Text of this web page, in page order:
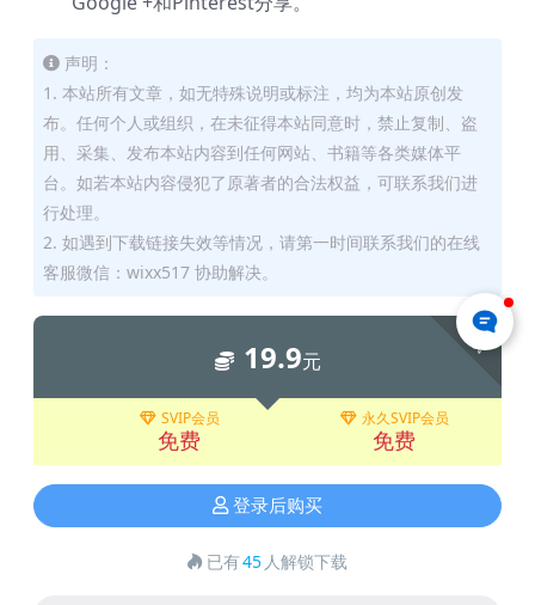
声明：
1. 本站所有文章，如无特殊说明或标注，均为本站原创发
布。任何个人或组织，在未征得本站同意时，禁止复制、盗
用、采集、发布本站内容到任何网站、书籍等各类媒体平
台。如若本站内容侵犯了原著者的合法权益，可联系我们进
行处理。
2. 如遇到下载链接失效等情况，请第一时间联系我们的在线
客服微信：wixx517 协助解决。
下载
19.9元
SVIP会员
免费
永久SVIP会员
免费
登录后购买
已有45 人解锁下载